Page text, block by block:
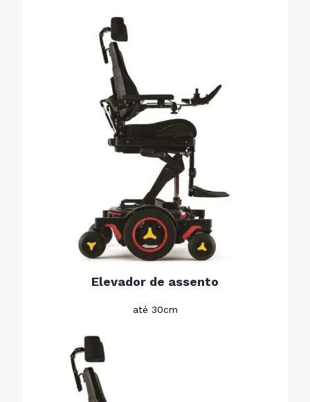
Elevador de assento
até 30cm